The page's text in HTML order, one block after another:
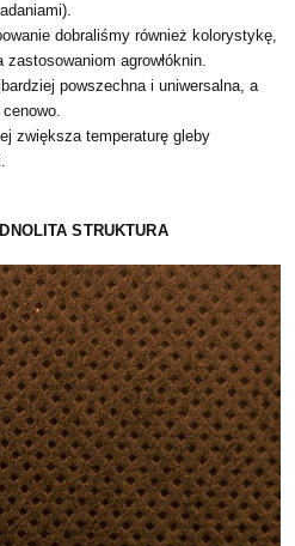
dobraliśmy również kolorystykę,
zastosowaniom agrowłóknin.
powszechna i uniwersalna, a
zwiększa temperaturę gleby
STRUKTURA